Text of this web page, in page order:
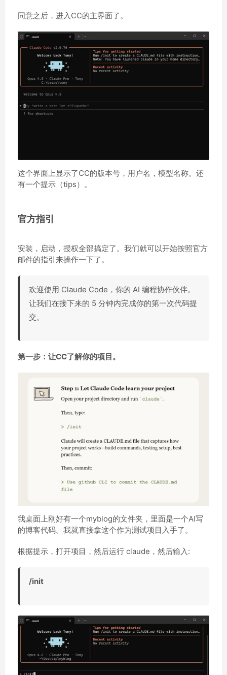
同意之后，进入CC的主界面了。
这个界面上显示了CC的版本号，用户名，模型名称。还
有一个提示（tips）。
官方指引
安装，启动，授权全部搞定了。我们就可以开始按照官方
邮件的指引来操作一下了。
欢迎使用 Claude Code，你的 AI 编程协作伙伴。
让我们在接下来的 5 分钟内完成你的第一次代码提
交。
第一步：让CC了解你的项目。
我桌面上刚好有一个myblog的文件夹，里面是一个AI写
的博客代码。我就直接拿这个作为测试项目入手了。
根据提示，打开项目，然后运行 claude，然后输入:
/init